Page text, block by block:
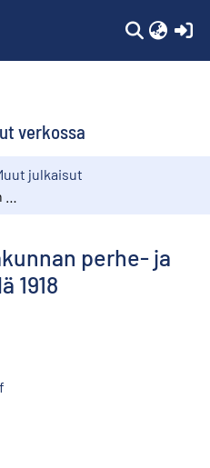
verkossa
julkaisut
perhe- ja
1918